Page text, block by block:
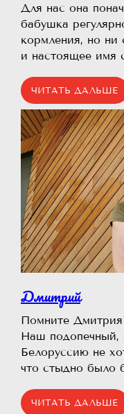
Для нас она
бабушка
кормления, но
и настоящее имя
ЧИТАТЬ ДАЛЬШЕ
Дмитрий
Помните
Наш подопечный,
Белоруссию не
что стыдно было
ЧИТАТЬ ДАЛЬШЕ